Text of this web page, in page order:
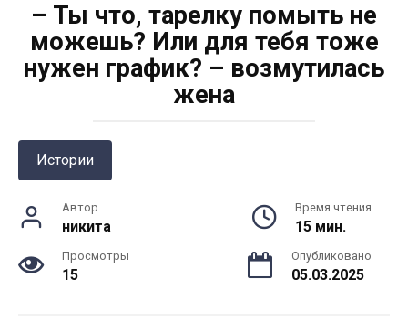
– Ты что, тарелку помыть не
можешь? Или для тебя тоже
нужен график? – возмутилась
жена
Истории
Автор
никита
Время чтения
15 мин.
Просмотры
15
Опубликовано
05.03.2025